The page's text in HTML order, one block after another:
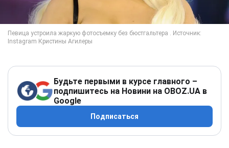
Будьте первыми в курсе главного –
подпишитесь на Новини на OBOZ.UA в
Google
Подписаться